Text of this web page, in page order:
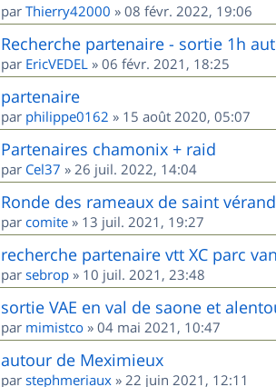
par Thierry42000 » 08 févr. 2022, 19:06
Recherche partenaire - sortie 1h
par EricVEDEL » 06 févr. 2021, 18:25
partenaire
par philippe0162 » 15 août 2020, 05:07
Partenaires chamonix + raid
par Cel37 » 26 juil. 2022, 14:04
Ronde des rameaux de saint
par comite » 13 juil. 2021, 19:27
recherche partenaire vtt XC parc
par sebrop » 10 juil. 2021, 23:48
sortie VAE en val de saone et
par mimistco » 04 mai 2021, 10:47
autour de Meximieux
par stephmeriaux » 22 juin 2021, 12:11